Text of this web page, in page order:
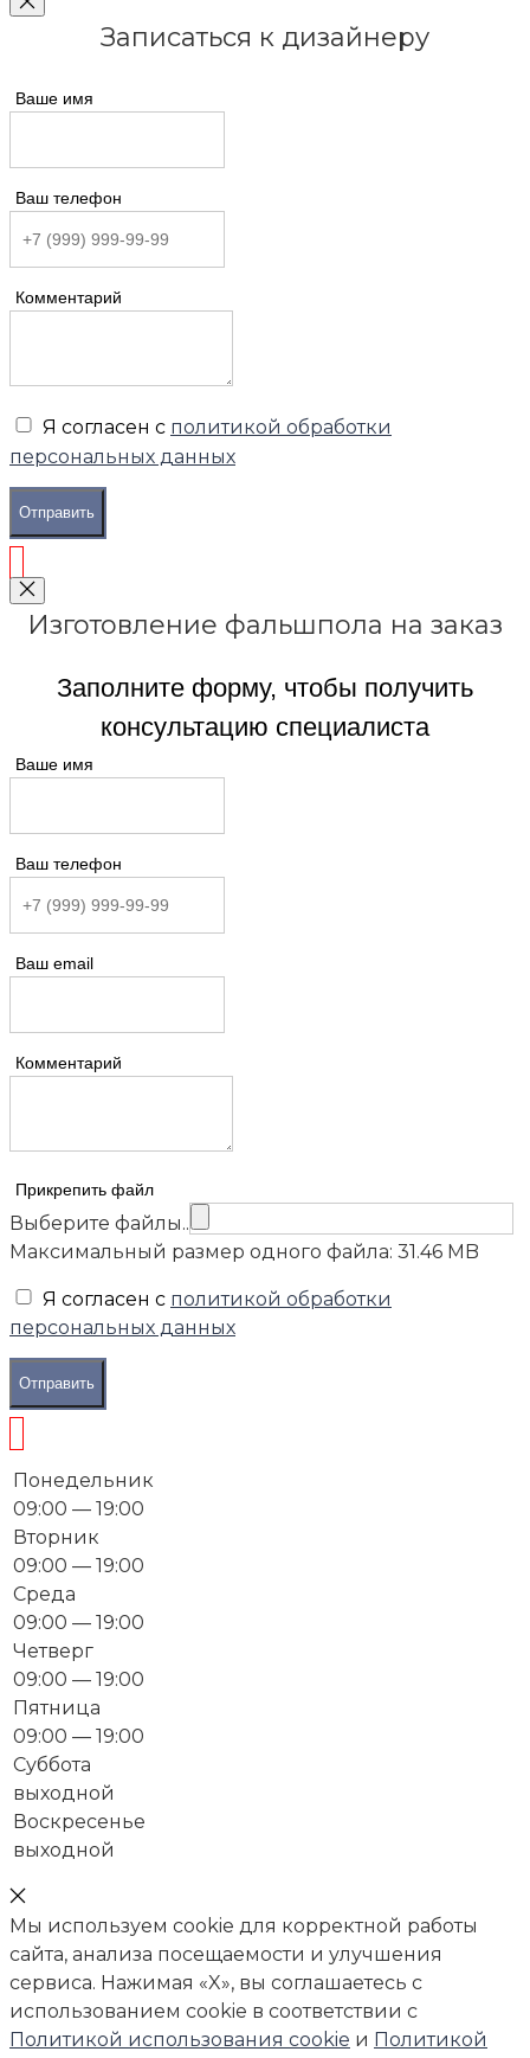
Записаться к дизайнеру
Ваше имя
Ваш телефон
Комментарий
Я согласен с политикой обработки
персональных данных
Отправить
Изготовление фальшпола на заказ
Заполните форму, чтобы получить
консультацию специалиста
Ваше имя
Ваш телефон
Ваш email
Комментарий
Прикрепить файл
Выберите файлы..
Максимальный размер одного файла: 31.46 MB
Я согласен с политикой обработки
персональных данных
Отправить
Понедельник
09:00 — 19:00
Вторник
09:00 — 19:00
Среда
09:00 — 19:00
Четверг
09:00 — 19:00
Пятница
09:00 — 19:00
Суббота
выходной
Воскресенье
выходной
Мы используем cookie для корректной работы
сайта, анализа посещаемости и улучшения
сервиса. Нажимая «X», вы соглашаетесь с
использованием cookie в соответствии с
Политикой использования cookie и Политикой